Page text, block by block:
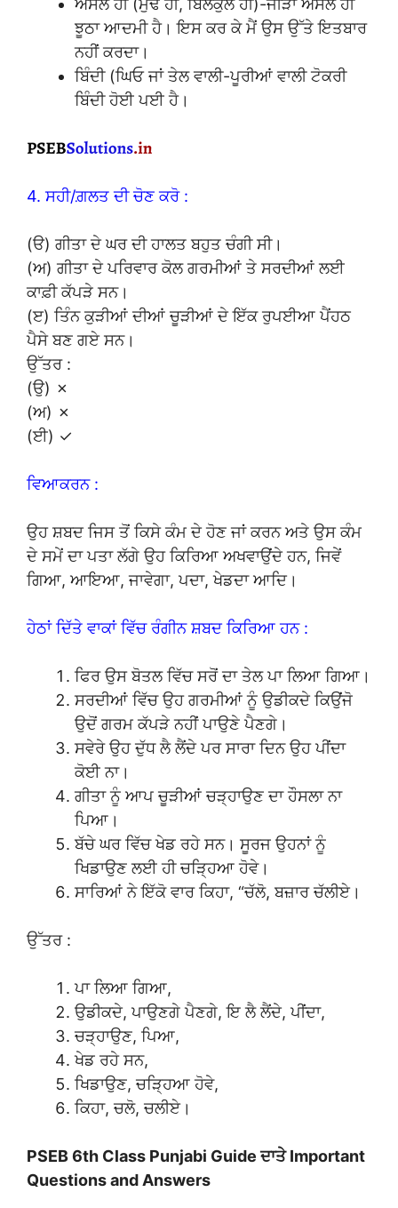
ਅਸਲੋਂ ਹੀ (ਮੁੱਢੋਂ ਹੀ, ਬਿਲਕੁਲ ਹੀ)-ਜੀੜਾ ਅਸਲੋਂ ਹੀ
ਝੂਠਾ ਆਦਮੀ ਹੈ। ਇਸ ਕਰ ਕੇ ਮੈਂ ਉਸ ਉੱਤੇ ਇਤਬਾਰ
ਨਹੀਂ ਕਰਦਾ।
ਬਿੰਦੀ (ਘਿਓ ਜਾਂ ਤੇਲ ਵਾਲੀ-ਪੂਰੀਆਂ ਵਾਲੀ ਟੋਕਰੀ
ਬਿੰਦੀ ਹੋਈ ਪਈ ਹੈ।
4. ਸਹੀ/ਗ਼ਲਤ ਦੀ ਚੋਣ ਕਰੋ :
(ੳ) ਗੀਤਾ ਦੇ ਘਰ ਦੀ ਹਾਲਤ ਬਹੁਤ ਚੰਗੀ ਸੀ।
(ਅ) ਗੀਤਾ ਦੇ ਪਰਿਵਾਰ ਕੋਲ ਗਰਮੀਆਂ ਤੇ ਸਰਦੀਆਂ ਲਈ
ਕਾਫ਼ੀ ਕੱਪੜੇ ਸਨ।
(ੲ) ਤਿੰਨ ਕੁੜੀਆਂ ਦੀਆਂ ਚੂੜੀਆਂ ਦੇ ਇੱਕ ਰੁਪਈਆ ਪੈਂਹਠ
ਪੈਸੇ ਬਣ ਗਏ ਸਨ।
ਉੱਤਰ :
(ਉ) ✗
(ਅ) ✗
(ਈ) ✓
ਵਿਆਕਰਨ :
ਉਹ ਸ਼ਬਦ ਜਿਸ ਤੋਂ ਕਿਸੇ ਕੰਮ ਦੇ ਹੋਣ ਜਾਂ ਕਰਨ ਅਤੇ ਉਸ ਕੰਮ
ਦੇ ਸਮੇਂ ਦਾ ਪਤਾ ਲੱਗੇ ਉਹ ਕਿਰਿਆ ਅਖਵਾਉਂਦੇ ਹਨ, ਜਿਵੇਂ
ਗਿਆ, ਆਇਆ, ਜਾਵੇਗਾ, ਪਦਾ, ਖੇਡਦਾ ਆਦਿ।
ਹੇਠਾਂ ਦਿੱਤੇ ਵਾਕਾਂ ਵਿੱਚ ਰੰਗੀਨ ਸ਼ਬਦ ਕਿਰਿਆ ਹਨ :
ਫਿਰ ਉਸ ਬੋਤਲ ਵਿੱਚ ਸਰੋਂ ਦਾ ਤੇਲ ਪਾ ਲਿਆ ਗਿਆ।
ਸਰਦੀਆਂ ਵਿੱਚ ਉਹ ਗਰਮੀਆਂ ਨੂੰ ਉਡੀਕਦੇ ਕਿਉਂਜੋ
ਉਦੋਂ ਗਰਮ ਕੱਪੜੇ ਨਹੀਂ ਪਾਉਣੇ ਪੈਣਗੇ।
ਸਵੇਰੇ ਉਹ ਦੁੱਧ ਲੈ ਲੈਂਦੇ ਪਰ ਸਾਰਾ ਦਿਨ ਉਹ ਪੀਂਦਾ
ਕੋਈ ਨਾ।
ਗੀਤਾ ਨੂੰ ਆਪ ਚੂੜੀਆਂ ਚੜ੍ਹਾਉਣ ਦਾ ਹੌਸਲਾ ਨਾ
ਪਿਆ।
ਬੱਚੇ ਘਰ ਵਿੱਚ ਖੇਡ ਰਹੇ ਸਨ। ਸੂਰਜ ਉਹਨਾਂ ਨੂੰ
ਖਿਡਾਉਣ ਲਈ ਹੀ ਚੜ੍ਹਿਆ ਹੋਵੇ।
ਸਾਰਿਆਂ ਨੇ ਇੱਕੋ ਵਾਰ ਕਿਹਾ, “ਚੱਲੋ, ਬਜ਼ਾਰ ਚੱਲੀਏ।
ਉੱਤਰ :
ਪਾ ਲਿਆ ਗਿਆ,
ਉਡੀਕਦੇ, ਪਾਉਣਗੇ ਪੈਣਗੇ, ਇ ਲੈ ਲੈਂਦੇ, ਪੀਂਦਾ,
ਚੜ੍ਹਾਉਣ, ਪਿਆ,
ਖੇਡ ਰਹੇ ਸਨ,
ਖਿਡਾਉਣ, ਚੜ੍ਹਿਆ ਹੋਵੇ,
ਕਿਹਾ, ਚਲੋ, ਚਲੀਏ।
PSEB 6th Class Punjabi Guide ਦਾਤੇ Important
Questions and Answers